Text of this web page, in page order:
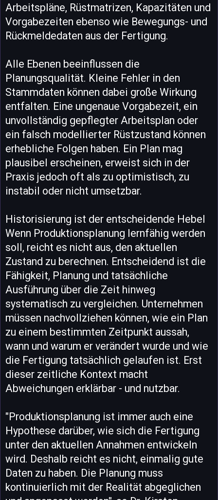
Arbeitspläne, Rüstmatrizen, Kapazitäten und
Vorgabezeiten ebenso wie Bewegungs- und
Rückmeldedaten aus der Fertigung.
Alle Ebenen beeinflussen die
Planungsqualität. Kleine Fehler in den
Stammdaten können dabei große Wirkung
entfalten. Eine ungenaue Vorgabezeit, ein
unvollständig gepflegter Arbeitsplan oder
ein falsch modellierter Rüstzustand können
erhebliche Folgen haben. Ein Plan mag
plausibel erscheinen, erweist sich in der
Praxis jedoch oft als zu optimistisch, zu
instabil oder nicht umsetzbar.
Historisierung ist der entscheidende Hebel
Wenn Produktionsplanung lernfähig werden
soll, reicht es nicht aus, den aktuellen
Zustand zu berechnen. Entscheidend ist die
Fähigkeit, Planung und tatsächliche
Ausführung über die Zeit hinweg
systematisch zu vergleichen. Unternehmen
müssen nachvollziehen können, wie ein Plan
zu einem bestimmten Zeitpunkt aussah,
wann und warum er verändert wurde und wie
die Fertigung tatsächlich gelaufen ist. Erst
dieser zeitliche Kontext macht
Abweichungen erklärbar - und nutzbar.
"Produktionsplanung ist immer auch eine
Hypothese darüber, wie sich die Fertigung
unter den aktuellen Annahmen entwickeln
wird. Deshalb reicht es nicht, einmalig gute
Daten zu haben. Die Planung muss
kontinuierlich mit der Realität abgeglichen